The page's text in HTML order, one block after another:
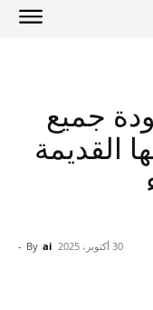
جميع
القديمة
By ai
- 30 أكتوبر، 2025